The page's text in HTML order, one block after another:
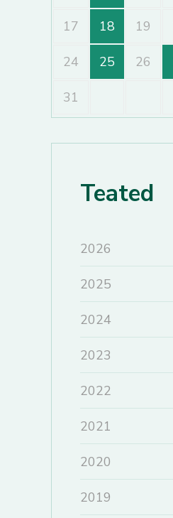
17 18 19
24 25 26
31
Teated
2026
2025
2024
2023
2022
2021
2020
2019